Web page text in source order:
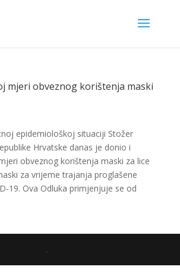
mjeri obveznog korištenja maski
epidemiološkoj situaciji Stožer
Hrvatske danas je donio i
obveznog korištenja maski za lice
za vrijeme trajanja proglašene
19. Ova Odluka primjenjuje se od
.